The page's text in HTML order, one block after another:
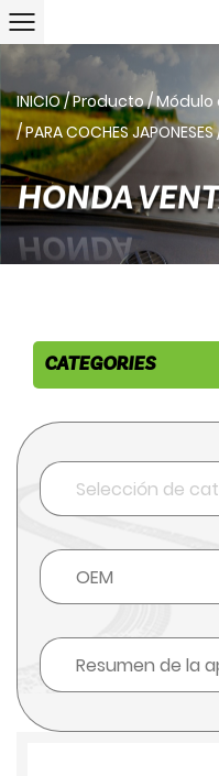
INICIO/Producto/Módulo
/PARA COCHES JAPONESES
HONDA
CATEGORIES